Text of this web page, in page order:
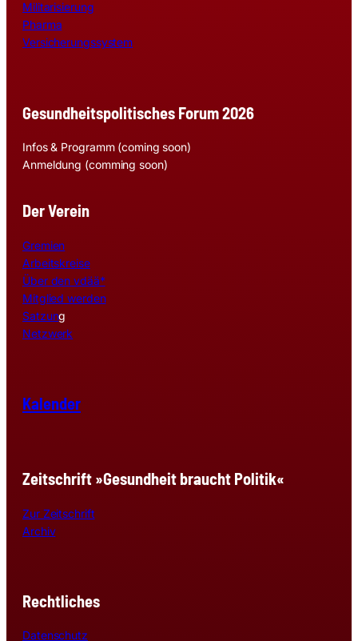
Militarisierung
Pharma
Versicherungssystem
Gesundheitspolitisches Forum 2026
Infos & Programm (coming soon)
Anmeldung (comming soon)
Der Verein
Gremien
Arbeitskreise
Über den vdää*
Mitglied werden
Satzung
Netzwerk
Kalender
Zeitschrift »Gesundheit braucht Politik«
Zur Zeitschrift
Archiv
Rechtliches
Datenschutz